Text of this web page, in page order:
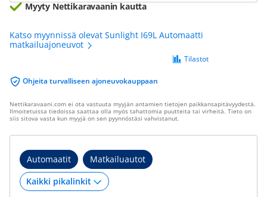
Myyty Nettikaravaanin kautta
Katso myynnissä olevat Sunlight I69L Automaatti
matkailuajoneuvot
Ohjeita turvalliseen ajoneuvokauppaan
Tilastot
Nettikaravaani.com ei ota vastuuta myyjän antamien tietojen paikkansapitävyydestä.
Ilmoitetuissa tiedoissa saattaa olla myös tahattomia puutteita tai virheitä. Tieto on
siis sitova vasta kun myyjä on sen pyynnöstäsi vahvistanut.
Automaatit Matkailuautot